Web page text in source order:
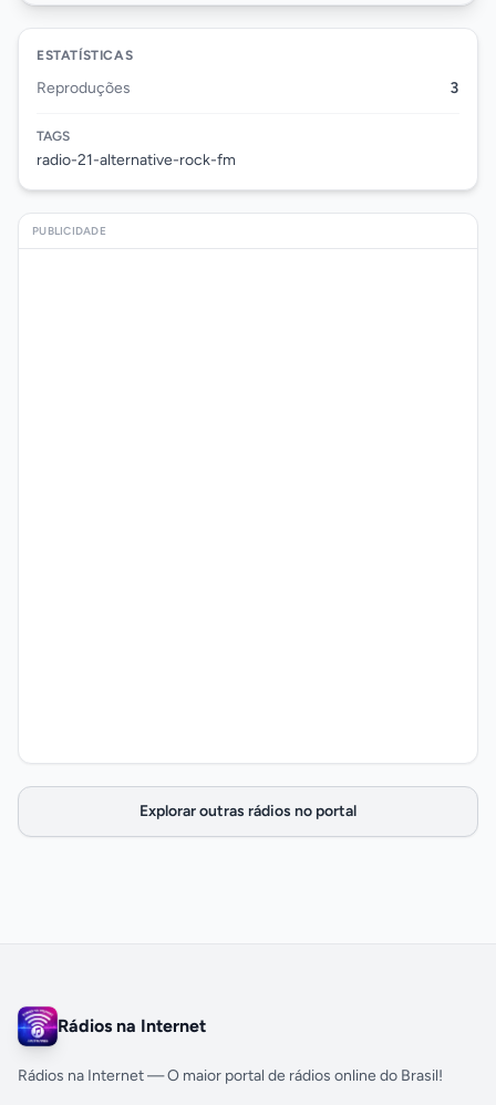
ESTATÍSTICAS
Reproduções 3
TAGS
radio-21-alternative-rock-fm
PUBLICIDADE
Explorar outras rádios no portal
Rádios na Internet
Rádios na Internet — O maior portal de rádios online do Brasil!